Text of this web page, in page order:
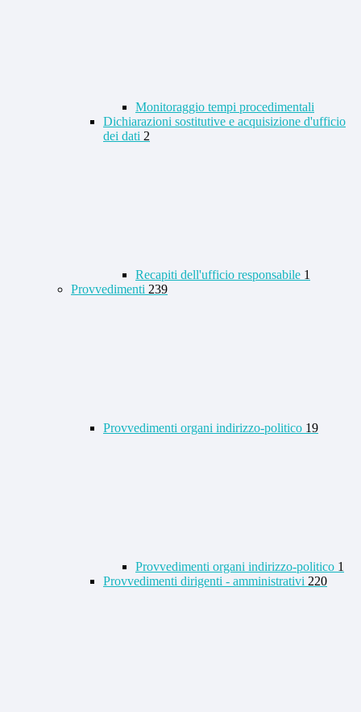
Monitoraggio tempi procedimentali
Dichiarazioni sostitutive e acquisizione d'ufficio
dei dati 2
Recapiti dell'ufficio responsabile 1
Provvedimenti 239
Provvedimenti organi indirizzo-politico 19
Provvedimenti organi indirizzo-politico 1
Provvedimenti dirigenti - amministrativi 220